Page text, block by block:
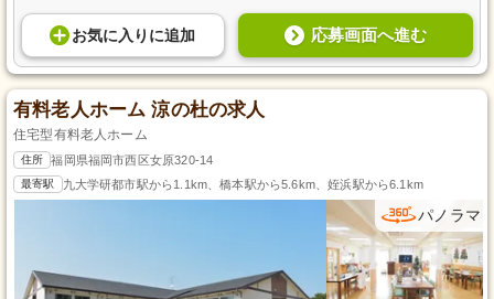
お気に入り に追加 応募画面へ進む
有料老人ホーム 涼の杜の求人
住宅型有料老人ホーム
住所 福岡県福岡市西区女原320-14
最寄駅 九大学研都市駅から1.1km、橋本駅から5.6km、姪浜駅から6.1km
パノラマ